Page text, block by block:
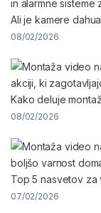
Ali je kamere
08/02/2026
Kako deluje
08/02/2026
Top 5 nasvetov za
07/02/2026